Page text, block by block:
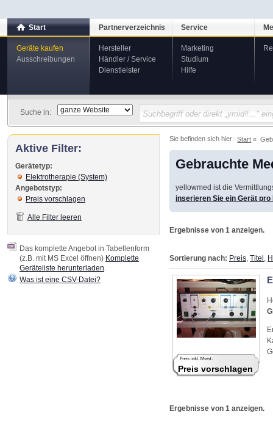
Start
Geräte kaufen
Ausschreibungen
Partnerverzeichnis
Hersteller
Händler / Service
Dienstleister
Service
Marketing
Studium
Hilfe
Suche in:
Sie befinden sich hier: Start
Gebrauchte
yellowmed ist die
inserieren Sie ein Gerät
Ergebnisse von 1 anzeigen.
Sortierung nach: Preis Titel
Preis vorschlagen
Ergebnisse von 1 anzeigen.
Aktive Filter:
Gerätetyp:
Elektrotherapie (System)
Angebotstyp:
Preis vorschlagen
Alle Filter leeren
Das komplette Angebot in Tabellenform
(z.B. mit MS Excel öffnen) Komplette
Geräteliste herunterladen
Was ist eine CSV-Datei?